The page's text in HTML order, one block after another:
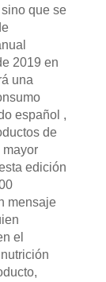
que se
2019 en
una
español ,
de
edición
mensaje
el